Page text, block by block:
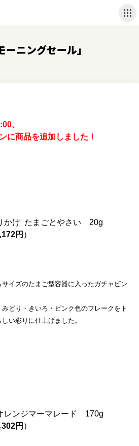
ニングセール」
、
に商品を追加しました！
け たまごとやさい 20g
172円 ）
イズのたまご型容器に入ったガチャピン
どり・きいろ・ピンク色のフレークをト
い彩りに仕上げました。
レンジマーマレード 170g
302円 ）